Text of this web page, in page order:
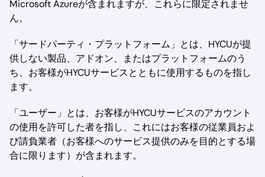
Microsoft Azureが含まれますが、これらに限定されませ
ん。
「サードパーティ・プラットフォーム」とは、HYCUが提
供しない製品、アドオン、またはプラットフォームのう
ち、お客様がHYCUサービスとともに使用するものを指し
ます。
「ユーザー」とは、お客様がHYCUサービスのアカウント
の使用を許可した者を指し、これにはお客様の従業員およ
び請負業者（お客様へのサービス提供のみを目的とする場
合に限ります）が含まれます。